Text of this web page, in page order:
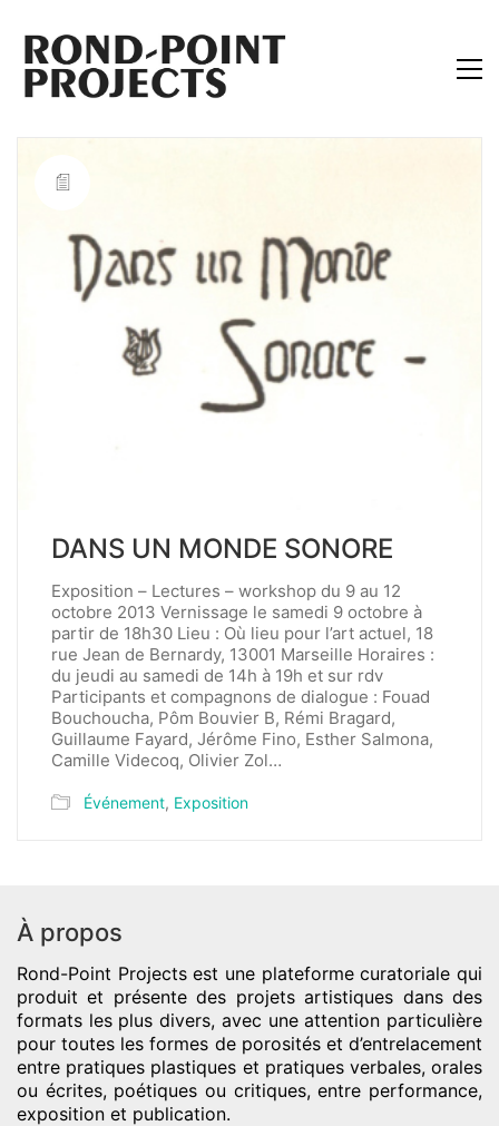
DANS UN MONDE SONORE
Exposition – Lectures – workshop du 9 au 12
octobre 2013 Vernissage le samedi 9 octobre à
partir de 18h30 Lieu : Où lieu pour l’art actuel, 18
rue Jean de Bernardy, 13001 Marseille Horaires :
du jeudi au samedi de 14h à 19h et sur rdv
Participants et compagnons de dialogue : Fouad
Bouchoucha, Pôm Bouvier B, Rémi Bragard,
Guillaume Fayard, Jérôme Fino, Esther Salmona,
Camille Videcoq, Olivier Zol…
Événement, Exposition
À propos
Rond-Point Projectsest une plateforme curatoriale qui
produit et présente des projets artistiques dans des
formats les plus divers, avec une attention particulière
pour toutes les formes de porosités et d’entrelacement
entre pratiques plastiques et pratiques verbales, orales
ou écrites, poétiques ou critiques, entre performance,
exposition et publication.